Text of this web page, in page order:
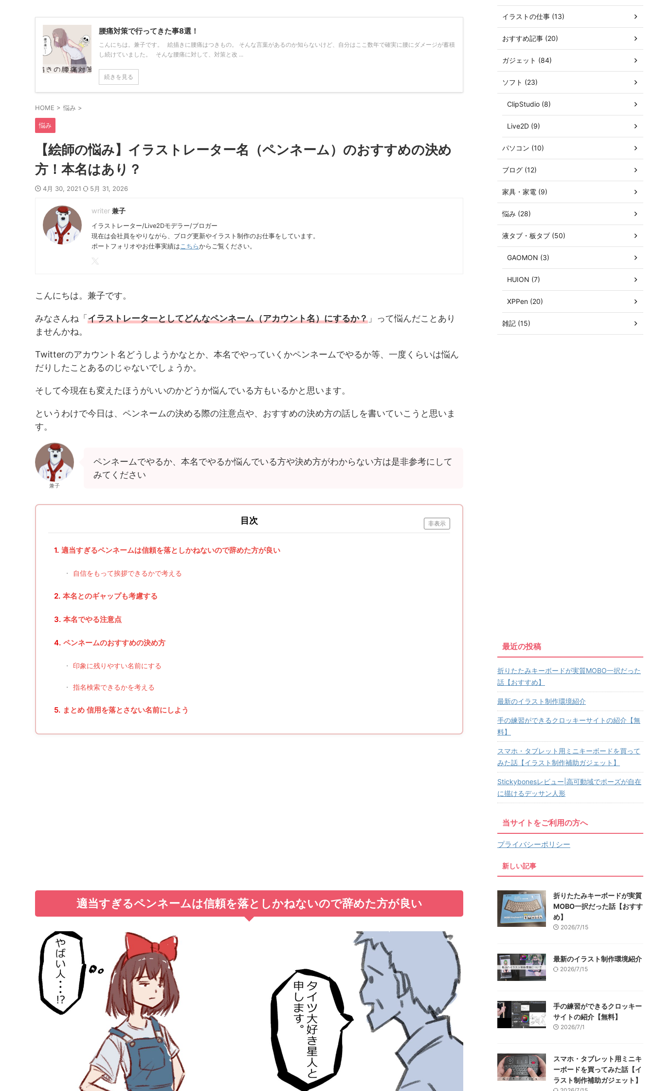
腰痛対策で行ってきた事8選！
こんにちは。兼子です。 絵描きに腰痛はつきもの。 そんな言葉があるのか知らないけど、自分はここ数年で確実に腰にダメージが蓄積
し続けていました。 そんな腰痛に対して、対策と改 ...
続きを見る
HOME > 悩み >
悩み
【絵師の悩み】イラストレーター名（ペンネーム）のおすすめの決め
方！本名はあり？
4月 30, 2021 5月 31, 2026
兼子
イラストレーター/Live2Dモデラー/ブロガー
現在は会社員をやりながら、ブログ更新やイラスト制作のお仕事をしています。
ポートフォリオやお仕事実績はこちらからご覧ください。
こんにちは。兼子です。
みなさんね「 イラストレーターとしてどんなペンネーム（アカウント名）にするか？ 」って悩んだことあり
ませんかね。
Twitterのアカウント名どうしようかなとか、本名でやっていくかペンネームでやるか等、一度くらいは悩ん
だりしたことあるのじゃないでしょうか。
そして今現在も変えたほうがいいのかどうか悩んでいる方もいるかと思います。
というわけで今日は、ペンネームの決める際の注意点や、おすすめの決め方の話しを書いていこうと思いま
す。
兼子
ペンネームでやるか、本名でやるか悩んでいる方や決め方がわからない方は是非参考にして
みてください
目次 非表示
1. 適当すぎるペンネームは信頼を落としかねないので辞めた方が良い
・ 自信をもって挨拶できるかで考える
2. 本名とのギャップも考慮する
3. 本名でやる注意点
4. ペンネームのおすすめの決め方
・ 印象に残りやすい名前にする
・ 指名検索できるかを考える
5. まとめ 信用を落とさない名前にしよう
適当すぎるペンネームは信頼を落としかねないので辞めた方が良い
イラストの仕事 (13)
おすすめ記事 (20)
ガジェット (84)
ソフト (23)
ClipStudio (8)
Live2D (9)
パソコン (10)
ブログ (12)
家具・家電 (9)
悩み (28)
液タブ・板タブ (50)
GAOMON (3)
HUION (7)
XPPen (20)
雑記 (15)
最近の投稿
折りたたみキーボードが実質MOBO一択だった
話【おすすめ】
最新のイラスト制作環境紹介
手の練習ができるクロッキーサイトの紹介【無
料】
スマホ・タブレット用ミニキーボードを買って
みた話【イラスト制作補助ガジェット】
Stickybonesレビュー|高可動域でポーズが自在
に描けるデッサン人形
当サイトをご利用の方へ
プライバシーポリシー
新しい記事
折りたたみキーボードが実質
MOBO一択だった話【おすす
め】
2026/7/15
最新のイラスト制作環境紹介
2026/7/15
手の練習ができるクロッキー
サイトの紹介【無料】
2026/7/1
スマホ・タブレット用ミニキ
ーボードを買ってみた話【イ
ラスト制作補助ガジェット】